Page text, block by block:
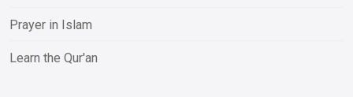
Prayer in Islam
Learn the Qur'an